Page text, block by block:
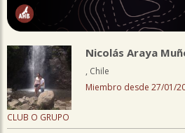
Nicolás Araya
, Chile
Miembro desde 27/01/
CLUB O GRUPO